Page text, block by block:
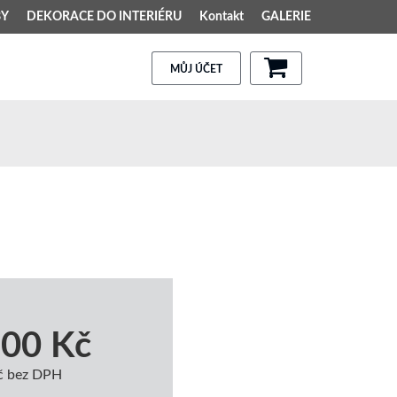
DEKORACE DO INTERIÉRU Kontakt GALERIE
MŮJ ÚČET
Kč
bez DPH